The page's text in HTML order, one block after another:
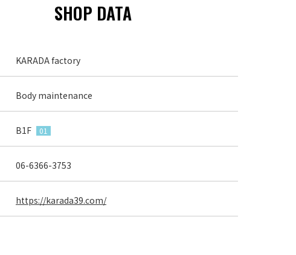
SHOP DATA
KARADA factory
Body maintenance
B1F 01
06-6366-3753
https://karada39.com/